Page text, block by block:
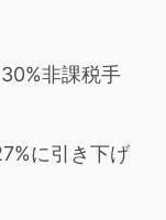
非課税手
に引き下げ